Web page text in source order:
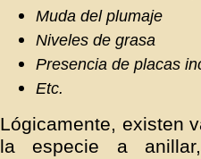
Muda del plumaje
Niveles de grasa
Presencia de placas
Etc.
Lógicamente, existen
la especie a